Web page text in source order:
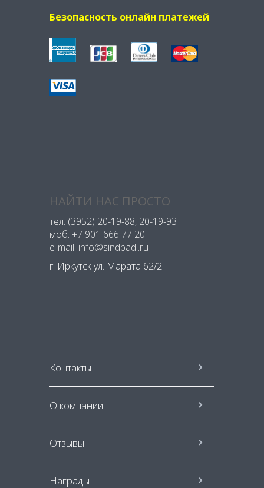
Безопасность онлайн платежей
НАЙТИ НАС ПРОСТО
тел. (3952) 20-19-88, 20-19-93
моб. +7 901 666 77 20
e-mail: info@sindbadi.ru
г. Иркутск ул. Марата 62/2
Контакты
О компании
Отзывы
Награды